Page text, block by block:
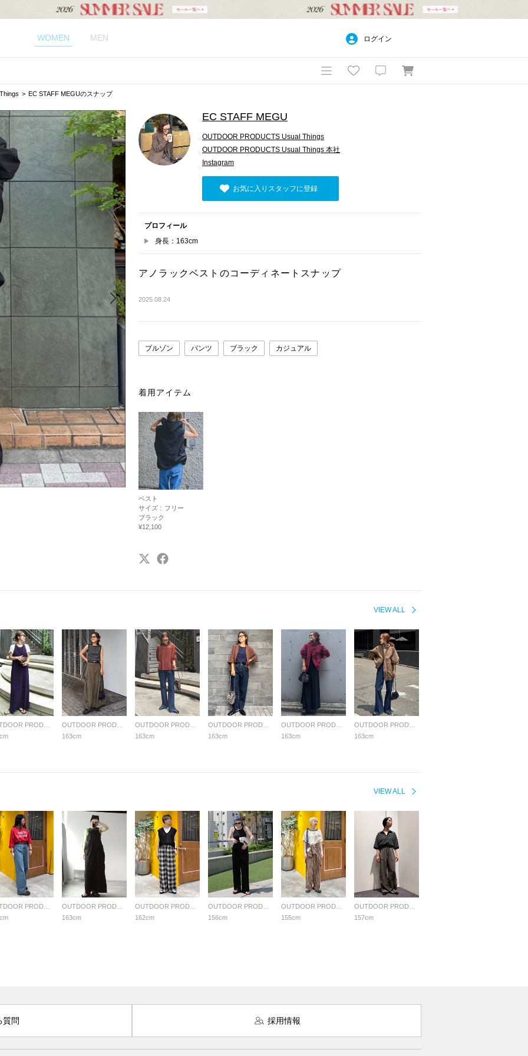
WOMEN MEN ログイン
EC STAFF MEGUのスナップ
EC STAFF MEGU
OUTDOOR PRODUCTS Usual Things
OUTDOOR PRODUCTS Usual Things 本社
Instagram
お気に入りスタッフに登録
プロフィール
身長：163cm
アノラックベストのコーディネートスナップ
2025.08.24
ブルゾン パンツ ブラック カジュアル
着用アイテム
ベスト
サイズ : フリー
ブラック
¥12,100
VIEW ALL
163cm
163cm
163cm
163cm
163cm
VIEW ALL
163cm
162cm
156cm
155cm
157cm
質問 採用情報